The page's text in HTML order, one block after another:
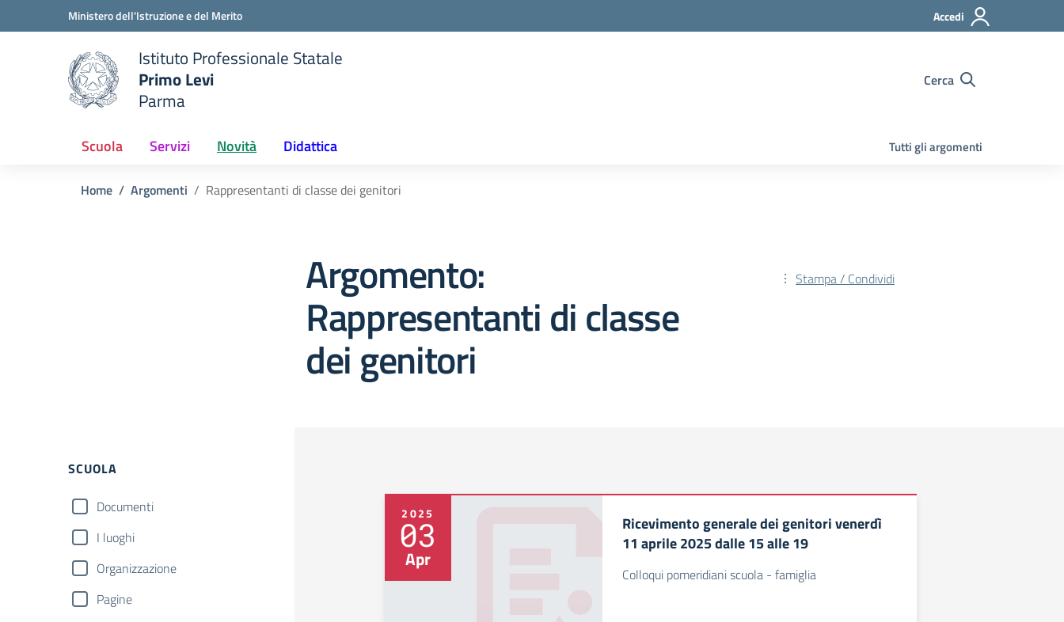
Vai ai contenuti
Vai al menu di navigazioneMinistero dell'Istruzione e del Merito Accedi
scuola
Istituto Professionale Statale
Primo Levi
Parma
Cerca
Scuola Servizi Novità Didattica Tutti gli argomenti
Home Argomenti Rappresentanti di classe dei genitori
Argomento:
Rappresentanti di classe
dei genitori
Stampa / Condividi
Filtri
SCUOLA
Documenti
I luoghi
Organizzazione
Pagine
2025
03
Apr
Ricevimento generale dei genitori venerdì
11 aprile 2025 dalle 15 alle 19
Colloqui pomeridiani scuola - famiglia